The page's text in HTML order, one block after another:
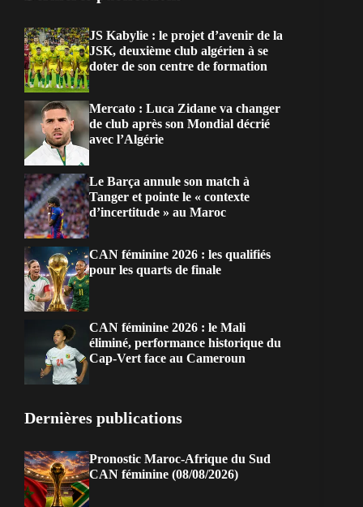
JS Kabylie : le projet d’avenir de la
JSK, deuxième club algérien à se
doter de son centre de formation
Mercato : Luca Zidane va changer
de club après son Mondial décrié
avec l’Algérie
Le Barça annule son match à
Tanger et pointe le « contexte
d’incertitude » au Maroc
CAN féminine 2026 : les qualifiés
pour les quarts de finale
CAN féminine 2026 : le Mali
éliminé, performance historique du
Cap-Vert face au Cameroun
Dernières publications
Pronostic Maroc-Afrique du Sud
CAN féminine (08/08/2026)